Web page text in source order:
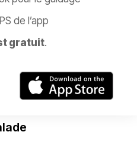
de l’app
gratuit.